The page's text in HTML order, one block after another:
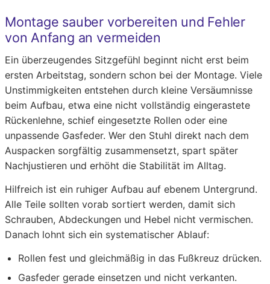
Montage sauber vorbereiten und Fehler
von Anfang an vermeiden
Ein überzeugendes Sitzgefühl beginnt nicht erst beim
ersten Arbeitstag, sondern schon bei der Montage. Viele
Unstimmigkeiten entstehen durch kleine Versäumnisse
beim Aufbau, etwa eine nicht vollständig eingerastete
Rückenlehne, schief eingesetzte Rollen oder eine
unpassende Gasfeder. Wer den Stuhl direkt nach dem
Auspacken sorgfältig zusammensetzt, spart später
Nachjustieren und erhöht die Stabilität im Alltag.
Hilfreich ist ein ruhiger Aufbau auf ebenem Untergrund.
Alle Teile sollten vorab sortiert werden, damit sich
Schrauben, Abdeckungen und Hebel nicht vermischen.
Danach lohnt sich ein systematischer Ablauf:
Rollen fest und gleichmäßig in das Fußkreuz drücken.
Gasfeder gerade einsetzen und nicht verkanten.